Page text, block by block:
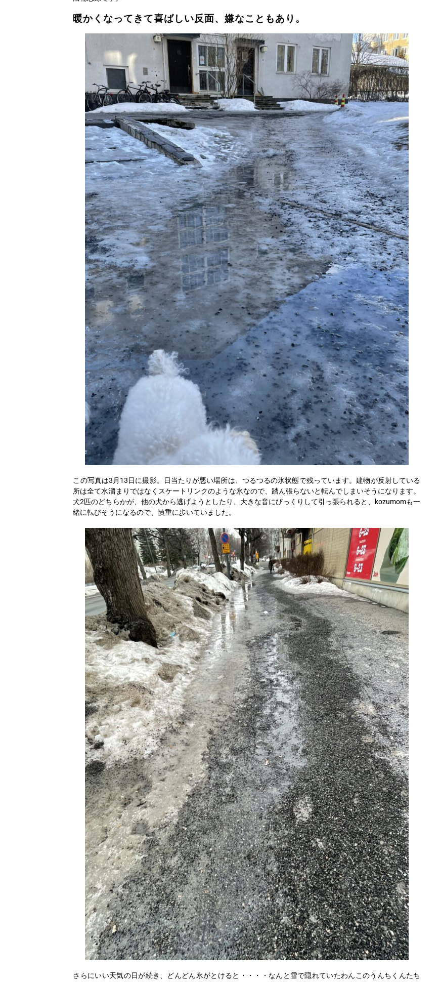
暖かくなってきて喜ばしい反面、嫌なこともあり。
この写真は3月13日に撮影。日当たりが悪い場所は、つるつるの氷状態で残っています。建物が反射している
所は全て水溜まりではなくスケートリンクのような氷なので、踏ん張らないと転んでしまいそうになります。
犬2匹のどちらかが、他の犬から逃げようとしたり、大きな音にびっくりして引っ張られると、kozumomも一
緒に転びそうになるので、慎重に歩いていました。
さらにいい天気の日が続き、どんどん氷がとけると・・・・なんと雪で隠れていたわんこのうんちくんたち